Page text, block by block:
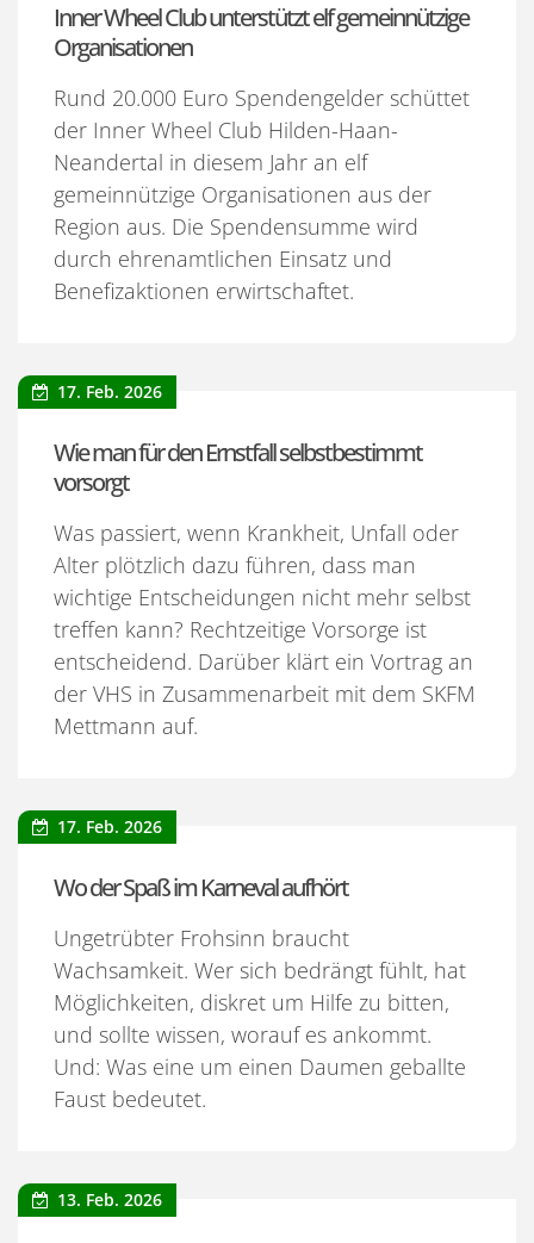
Inner Wheel Club unterstützt elf gemeinnützige
Organisationen
Rund 20.000 Euro Spendengelder schüttet
der Inner Wheel Club Hilden-Haan-
Neandertal in diesem Jahr an elf
gemeinnützige Organisationen aus der
Region aus. Die Spendensumme wird
durch ehrenamtlichen Einsatz und
Benefizaktionen erwirtschaftet.
Wie man für den Ernstfall selbstbestimmt
vorsorgt
17. Feb. 2026
Was passiert, wenn Krankheit, Unfall oder
Alter plötzlich dazu führen, dass man
wichtige Entscheidungen nicht mehr selbst
treffen kann? Rechtzeitige Vorsorge ist
entscheidend. Darüber klärt ein Vortrag an
der VHS in Zusammenarbeit mit dem SKFM
Mettmann auf.
Wo der Spaß im Karneval aufhört
17. Feb. 2026
Ungetrübter Frohsinn braucht
Wachsamkeit. Wer sich bedrängt fühlt, hat
Möglichkeiten, diskret um Hilfe zu bitten,
und sollte wissen, worauf es ankommt.
Und: Was eine um einen Daumen geballte
Faust bedeutet.
13. Feb. 2026